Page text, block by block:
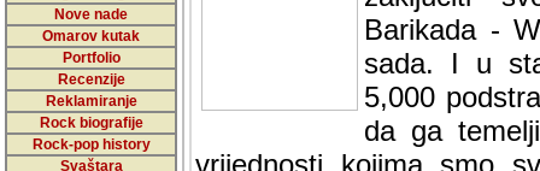
Nove nade
Omarov kutak
Portfolio
Recenzije
Reklamiranje
Rock biografije
Rock-pop history
Svaštara
Barikada -
sada. I u
5,000
da ga
vrijednosti kojima smo